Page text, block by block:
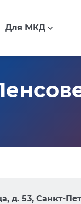
Для МКД
д. 53, Санкт-